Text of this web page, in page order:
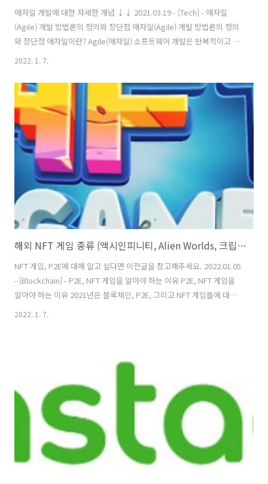
애자일 개발에 대한 자세한 개념 ↓↓ 2021.03.19 - [Tech] - 애자일
(Agile) 개발 방법론의 정의와 장단점 애자일(Agile) 개발 방법론의 정의
와 장단점 애자일이란? Agile(애자일) 소프트웨어 개발은 반복적이고 점
진적인 접근 방식을 기반으로 합니다. 신속한 변화를 위한 옵션은 필요할
자일 관리 소프트웨어, 아사나와 지라의 특징 프로젝트 관리 소프트웨어
중에서 가장 대표적인 툴을 뽑으라면 아사나(Asana)와 지라(Jira)가 보
통 선택됩니다. 두 방법 모두 그 자체로 훌륭하고 민첩한 팀을 위한 소프
트웨어라는데 매우 적합하지만, 서로 다른 접근 방식을 통해 차별화됩니
다. Jira는 소규모 소프트웨어 개발 ..
2022. 1. 7.
해외 NFT 게임 종류 (액시인피니티, Alien Worlds, 크립토마인즈, Splinterlands, Farmers World)
NFT 게임, P2E에 대해 알고 싶다면 이전글을 참고해주세요. 2022.01.05
- [Blockchain] - P2E, NFT 게임을 알아야 하는 이유 P2E, NFT 게임을
알아야 하는 이유 2021년은 블록체인, P2E, 그리고 NFT 게임들에 대한
관심이 폭발하던 해 였습니다. NFT 게임은 단순히 지갑에 암호화폐 수집
이 배틀을 하게 하고, 캐릭터와 자산을 키우며, 매일 퀘스트와 다른 게임
내 활동을 수행할 수 있습니다. Axie는 플레이어들에게 플랫폼의 통화인
SLP..
2022. 1. 7.